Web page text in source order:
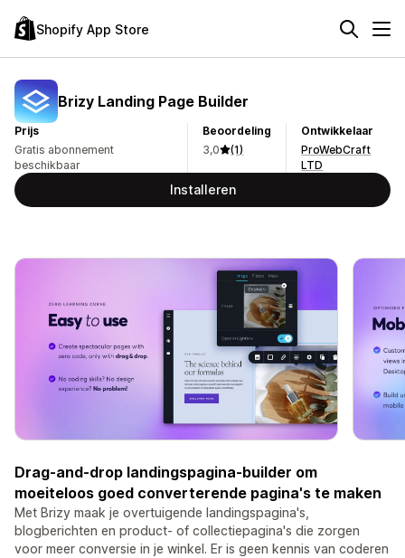
Shopify App Store
Brizy Landing Page Builder
Prijs
Gratis abonnement
beschikbaar
Beoordeling
3,0
(1)
Ontwikkelaar
ProWebCraft
LTD
Installeren
Drag-and-drop landingspagina-builder om
moeiteloos goed converterende pagina's te maken
Met Brizy maak je overtuigende landingspagina's,
blogberichten en product- of collectiepagina's die zorgen
voor meer conversie in je winkel. Er is geen kennis van coderen